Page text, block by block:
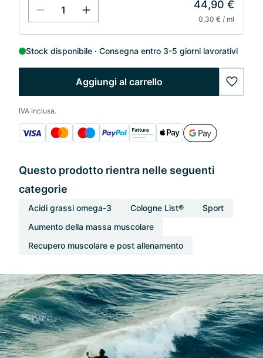
44,90 €
0,30 € / ml
Stock disponibile Consegna entro 3-5 giorni lavorativi
Aggiungi al carrello
IVA inclusa.
Questo prodotto rientra nelle seguenti
categorie
Acidi grassi omega-3 Cologne List®
Sport
Aumento della massa muscolare
Recupero muscolare e post allenamento